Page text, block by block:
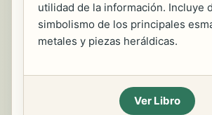
utilidad de la información. Incluye
simbolismo de los principales
metales y piezas heráldicas.
Ver Libro